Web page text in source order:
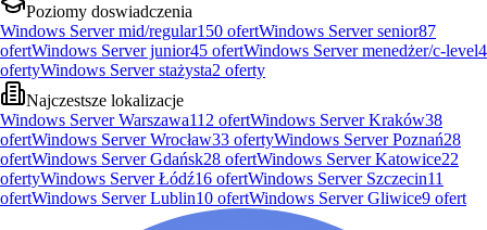
Poziomy doswiadczenia
Windows Server mid/regular150 ofertWindows Server senior87
ofertWindows Server junior45 ofertWindows Server menedżer/c-level4
ofertyWindows Server stażysta2 oferty
Najczestsze lokalizacje
Windows Server Warszawa112 ofertWindows Server Kraków38
ofertWindows Server Wrocław33 ofertyWindows Server Poznań28
ofertWindows Server Gdańsk28 ofertWindows Server Katowice22
ofertyWindows Server Łódź16 ofertWindows Server Szczecin11
ofertWindows Server Lublin10 ofertWindows Server Gliwice9 ofert